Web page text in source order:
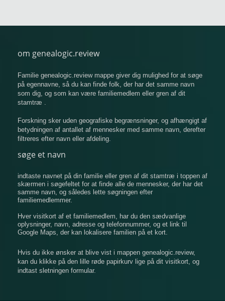
om genealogic.review
Familie genealogic.review mappe giver dig mulighed for at søge
på egennavne, så du kan finde folk, der har det samme navn
som dig, og som kan være familiemedlem eller gren af ​​dit
stamtræ .
Forskning sker uden geografiske begrænsninger, og afhængigt af
betydningen af ​​antallet af mennesker med samme navn, derefter
filtreres efter navn eller afdeling.
søge et navn
indtaste navnet på din familie eller gren af ​​dit stamtræ i toppen af
​​skærmen i søgefeltet for at finde alle de mennesker, der har det
samme navn, og således lette søgningen efter
familiemedlemmer.
Hver visitkort af et familiemedlem, har du den sædvanlige
oplysninger, navn, adresse og telefonnummer, og et link til
Google Maps, der kan lokalisere familien på et kort.
Hvis du ikke ønsker at blive vist i mappen genealogic.review,
kan du klikke på den lille røde papirkurv lige på dit visitkort, og
indtast sletningen formular.